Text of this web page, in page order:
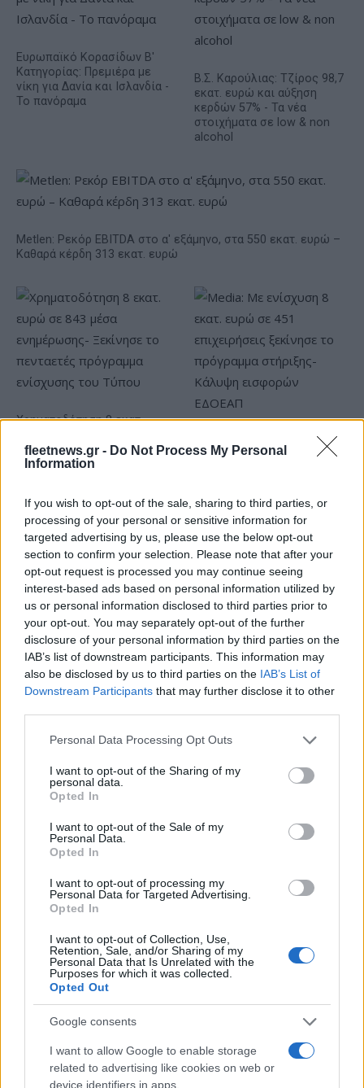
fleetnews.gr - Do Not Process My Personal
Information
If you wish to opt-out of the sale, sharing to third parties, or
processing of your personal or sensitive information for
targeted advertising by us, please use the below opt-out
section to confirm your selection. Please note that after your
opt-out request is processed you may continue seeing
interest-based ads based on personal information utilized by
us or personal information disclosed to third parties prior to
your opt-out. You may separately opt-out of the further
disclosure of your personal information by third parties on the
IAB’s list of downstream participants. This information may
also be disclosed by us to third parties on the IAB’s List of
Downstream Participants that may further disclose it to other
Please note that this website/app uses one or more Google
not limited to your visit or usage behaviour. You may click to
grant or deny consent to Google and its third-party tags to
use your data for below specified purposes in below Google
consent section.
Personal Data Processing Opt Outs
I want to opt-out of the Sharing of my
personal data.
Opted In
I want to opt-out of the Sale of my
Personal Data.
Opted In
I want to opt-out of processing my
Personal Data for Targeted Advertising.
Opted In
I want to opt-out of Collection, Use,
Retention, Sale, and/or Sharing of my
Personal Data that Is Unrelated with the
Purposes for which it was collected.
Opted Out
Google consents
I want to allow Google to enable storage
related to advertising like cookies on web or
device identifiers in apps.
Ευρωπαϊκό Κορασίδων Β'
Κατηγορίας: Πρεμιέρα με
νίκη για Δανία και Ισλανδία -
Το πανόραμα
Β.Σ. Καρούλιας: Τζίρος 98,7
εκατ. ευρώ και αύξηση
κερδών 57% - Τα νέα
στοιχήματα σε low & non
alcohol
Metlen: Ρεκόρ EBITDA στο α' εξάμηνο, στα 550 εκατ. ευρώ –
Καθαρά κέρδη 313 εκατ. ευρώ
Χρηματοδότηση 8 εκατ.
ενημέρωσης- Ξεκίνησε το
πενταετές πρόγραμμα
Media: Με ενίσχυση 8 εκατ.
ευρώ σε 451 επιχειρήσεις
εισφορών ΕΔΟΕΑΠ
IAB Hellas: Νέα Διοικούσα Επιτροπή και νέο Διοικητικό
Συμβούλιο - Πρόεδρος ο Γαληνός Γιαγλής
Νέο Audi A2 e-tron με
αποδοτικότητας
Η Chery επενδύει 75 εκατ.
Το FIAT 500 Hybrid τώρα από 18.990 ευρώ
Ουκρανία: Με Μίχαϊλιουκ
και Λεν κόντρα στην Ελλάδα
Πάρκερ: «Όνειρό μου να
με τη Βιλερμπάν» - Η
διευκρινιστική ανάρτηση
που έκανε